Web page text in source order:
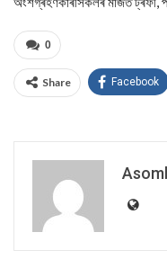
0
Share Facebook